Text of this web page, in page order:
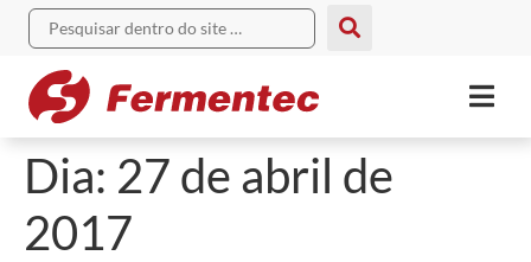
Dia: 27 de abril de
2017